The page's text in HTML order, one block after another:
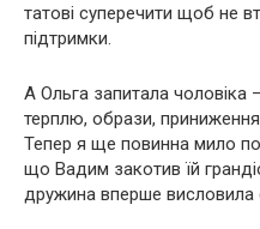
татові суперечити щоб не
підтримки.
А Ольга запитала чоловіка
терплю, образи, приниження,
Тепер я ще повинна мило
що Вадим закотив їй
дружина вперше висловила